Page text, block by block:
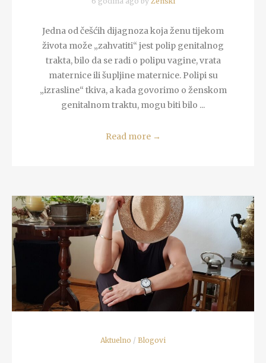
Jedna od češćih dijagnoza koja ženu tijekom
života može „zahvatiti“ jest polip genitalnog
trakta, bilo da se radi o polipu vagine, vrata
maternice ili šupljine maternice. Polipi su
„izrasline“ tkiva, a kada govorimo o ženskom
genitalnom traktu, mogu biti bilo ...
Read more →
READ MORE
Aktuelno / Blogovi